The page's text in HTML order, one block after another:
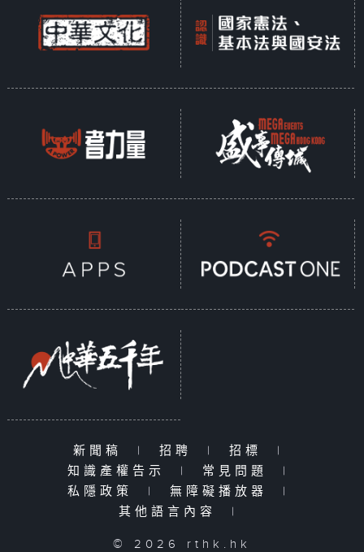
新聞稿 | 招聘 | 招標
|
知識產權告示
| 常見問題
|
私隱政策
| 無障礙播放器
|
其他語言內容
|
© 2026 rthk.hk